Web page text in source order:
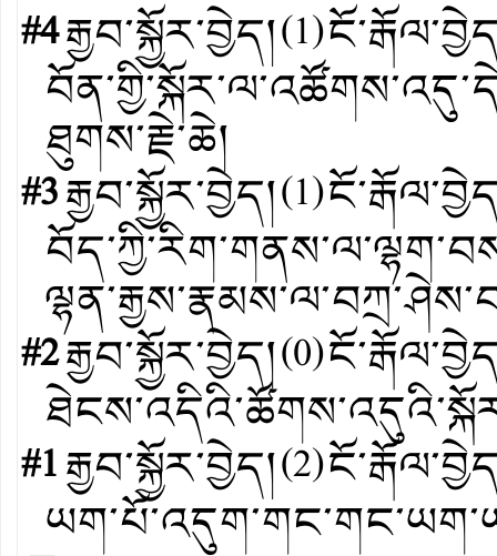
#4རྒྱབ་སྐྱོར་བྱེད།(1)
ཐུགས་རྗེ་ཆེ།
#3རྒྱབ་སྐྱོར་བྱེད།(1)
#2རྒྱབ་སྐྱོར་བྱེད།(0)
#1རྒྱབ་སྐྱོར་བྱེད།(2)